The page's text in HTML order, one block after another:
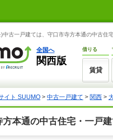
中古一戸建ては、守口市寺方本通の中古住
全国へ
関西版
借りる
賃貸
イト SUUMO > 中古一戸建て > 関西 >
方本通の中古住宅・一戸